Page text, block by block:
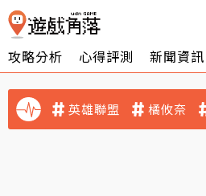
攻略分析 心得評測 新聞資訊
英雄聯盟 橘攸奈